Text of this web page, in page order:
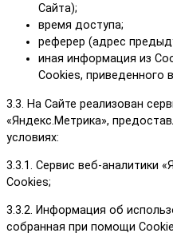
Сайта);
время доступа;
реферер (адрес
иная информация из
Cookies, приведенного
3.3. На Сайте реализован
«Яндекс.Метрика»,
условиях:
3.3.1. Сервис веб-аналитики
Cookies;
3.3.2. Информация об
собранная при помощи